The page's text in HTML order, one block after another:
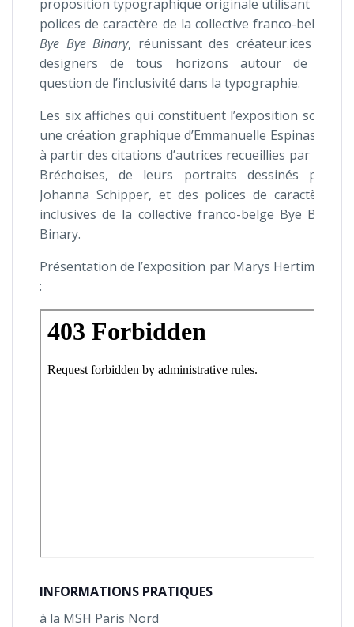
proposition typographique originale utilisant les
polices de caractère de la collective franco-belge
Bye Bye Binary, réunissant des créateur.ices et
designers de tous horizons autour de la
question de l’inclusivité dans la typographie.
Les six affiches qui constituent l’exposition sont
une création graphique d’Emmanuelle Espinasse
à partir des citations d’autrices recueillies par les
Bréchoises, de leurs portraits dessinés par
Johanna Schipper, et des polices de caractère
inclusives de la collective franco-belge Bye Bye
Binary.
Présentation de l’exposition par Marys Hertiman
:
INFORMATIONS PRATIQUES
à la MSH Paris Nord